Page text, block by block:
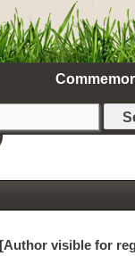
[Author visible for